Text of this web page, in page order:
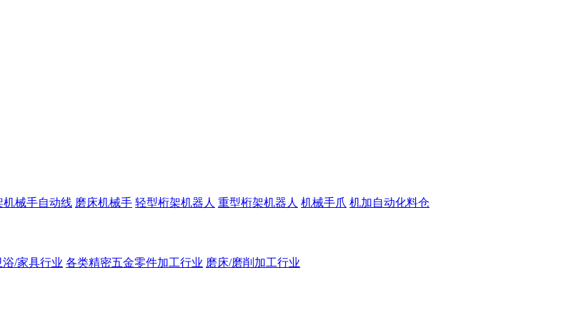
机械手自动线 磨床机械手 轻型桁架机器人 重型桁架机器人 机械手爪 机加自动化料仓
浴/家具行业 各类精密五金零件加工行业 磨床/磨削加工行业